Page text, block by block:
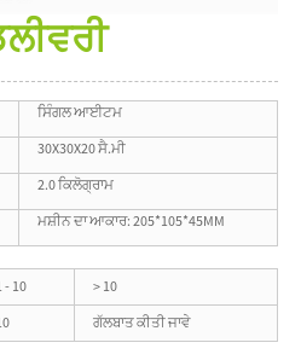
ਸਿੰਗਲ ਆਈਟਮ
30X30X20 ਸੈ.ਮੀ
2.0 ਕਿਲੋਗ੍ਰਾਮ
ਮਸ਼ੀਨ ਦਾ ਆਕਾਰ: 205*105*45MM
- 10
> 10
ਗੱਲਬਾਤ ਕੀਤੀ ਜਾਵੇ